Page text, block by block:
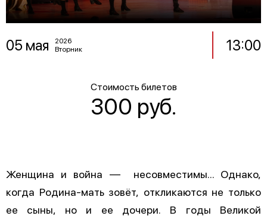
05 мая
2026
Вторник
13:00
Стоимость билетов
300 руб.
Женщина и война — несовместимы… Однако,
когда Родина-мать зовёт, откликаются не только
ее сыны, но и ее дочери. В годы Великой